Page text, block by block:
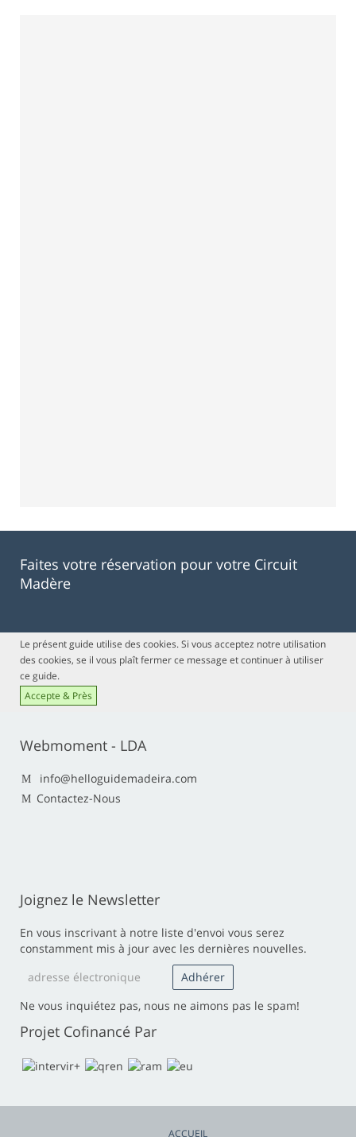
Faites votre réservation pour votre Circuit
Madère
Le présent guide utilise des cookies. Si vous acceptez notre utilisation
des cookies, se il vous plaît fermer ce message et continuer à utiliser
ce guide.
Accepte & Près
Webmoment - LDA
info@helloguidemadeira.com
Contactez-Nous
Joignez le Newsletter
En vous inscrivant à notre liste d'envoi vous serez
constamment mis à jour avec les dernières nouvelles.
Ne vous inquiétez pas, nous ne aimons pas le spam!
Projet Cofinancé Par
ACCUEIL